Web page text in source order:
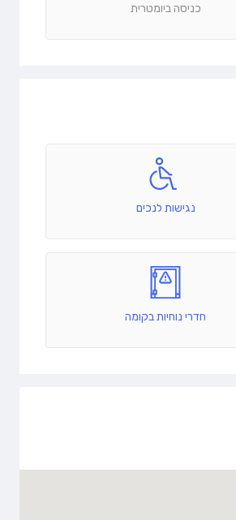
כניסה ביומטרית
נגישות לנכים
חדרי נוחיות בקומה